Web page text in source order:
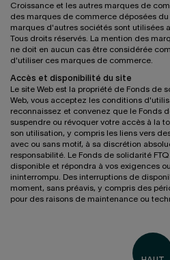
Croissance et les autres marques de
des marques de commerce déposées du
marques d'autres sociétés sont utilisées
Tous droits réservés. La mention des
ne doit en aucun cas être considérée
d'utiliser ces marques de commerce.
Accès et disponibilité du site
Le site Web est la propriété de Fonds de
Web, vous acceptez les conditions
reconnaissez et convenez que le Fonds
suspendre ou révoquer votre accès à la
son utilisation, y compris les liens vers
avec ou sans motif, à sa discrétion
responsabilité. Le Fonds de solidarité
disponible et répondra à vos exigences
ininterrompu. Des interruptions de
moment, sans préavis, y compris des
pour des raisons de maintenance ou